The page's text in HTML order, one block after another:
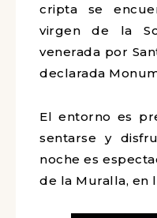
cripta se
virgen de la
venerada por
declarada
El entorno es
sentarse y
noche es
de la Muralla, en